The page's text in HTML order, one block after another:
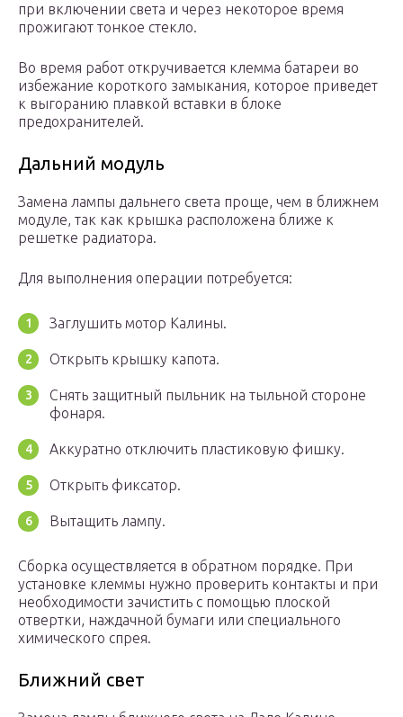
при включении света и через некоторое время
прожигают тонкое стекло.
Во время работ откручивается клемма батареи во
избежание короткого замыкания, которое приведет
к выгоранию плавкой вставки в блоке
предохранителей.
Дальний модуль
Замена лампы дальнего света проще, чем в ближнем
модуле, так как крышка расположена ближе к
решетке радиатора.
Для выполнения операции потребуется:
Заглушить мотор Калины.
Открыть крышку капота.
Снять защитный пыльник на тыльной стороне
фонаря.
Аккуратно отключить пластиковую фишку.
Открыть фиксатор.
Вытащить лампу.
Сборка осуществляется в обратном порядке. При
установке клеммы нужно проверить контакты и при
необходимости зачистить с помощью плоской
отвертки, наждачной бумаги или специального
химического спрея.
Ближний свет